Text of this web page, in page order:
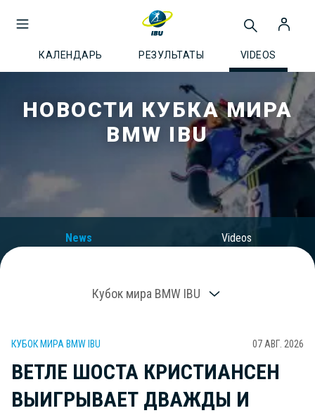
КАЛЕНДАРЬ РЕЗУЛЬТАТЫ VIDEOS
НОВОСТИ КУБКА МИРА
BMW IBU
News Videos
Кубок мира BMW IBU
КУБОК МИРА BMW IBU 07 АВГ. 2026
ВЕТЛЕ ШОСТА КРИСТИАНСЕН
ВЫИГРЫВАЕТ ДВАЖДЫ И